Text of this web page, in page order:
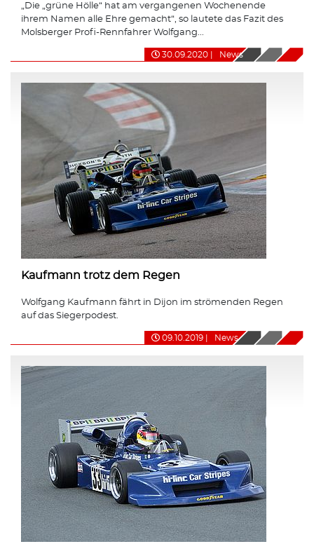
„Die „grüne Hölle“ hat am vergangenen Wochenende
ihrem Namen alle Ehre gemacht“, so lautete das Fazit des
Molsberger Profi-Rennfahrer Wolfgang...
30.09.2020 News
Kaufmann trotz dem Regen
Wolfgang Kaufmann fährt in Dijon im strömenden Regen
auf das Siegerpodest.
09.10.2019 News